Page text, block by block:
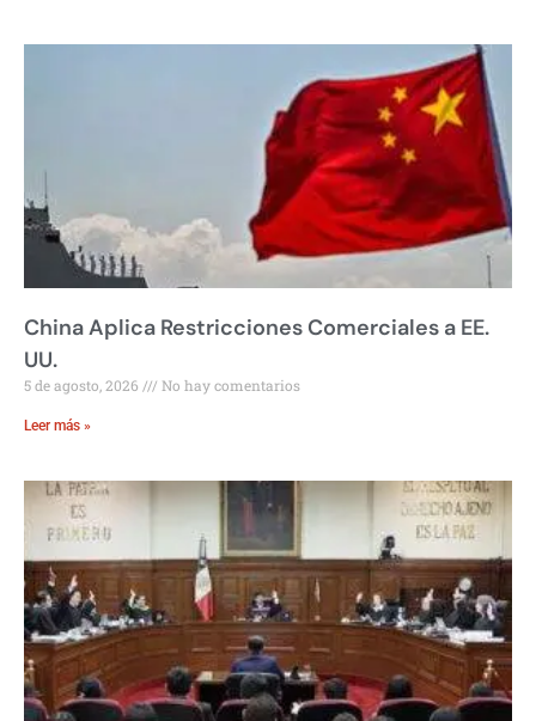
China Aplica Restricciones Comerciales a EE.
UU.
5 de agosto, 2026 No hay comentarios
Leer más »